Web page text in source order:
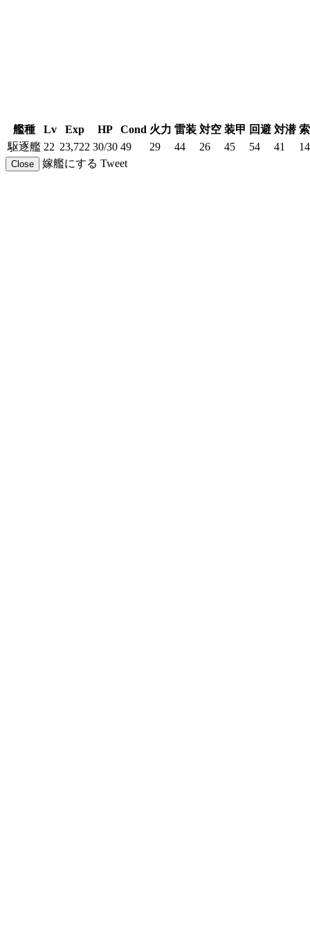
艦種 Lv Exp HP Cond 火力 雷装 対空 装甲 回避 対潜
駆逐艦 22 23,722 30/30 49 29 44 26 45 54 41 14
Close 嫁艦にする Tweet